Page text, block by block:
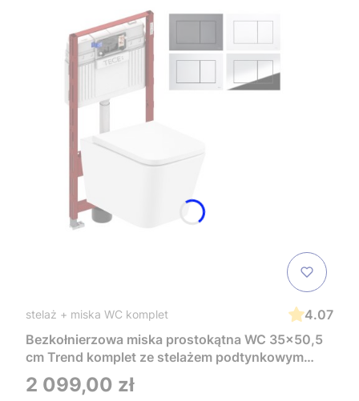
stelaż + miska WC komplet
4.07
Bezkołnierzowa miska prostokątna WC 35x50,5
cm Trend komplet ze stelażem podtynkowym
Tece i czarnym przyciskiem TeceNow
TR2216+Tece
Cena
2 099,00 zł